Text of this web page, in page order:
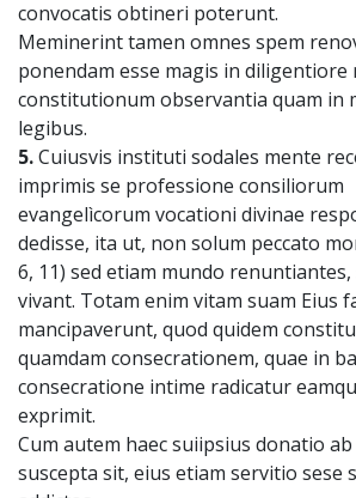
convocatis obtineri poterunt.
Meminerint tamen omnes spem
ponendam esse magis in diligentiore
constitutionum observantia quam in
legibus.
5.Cuiusvis instituti sodales mente
imprimis se professione consiliorum
evangelìcorum vocationi divinae
dedisse, ita ut, non solum peccato
6, 11) sed etiam mundo renuntiantes,
vivant. Totam enim vitam suam Eius
mancipaverunt, quod quidem
quamdam consecrationem, quae in
consecratione intime radicatur
exprimit.
Cum autem haec suiipsius donatio ab
suscepta sit, eius etiam servitio sese